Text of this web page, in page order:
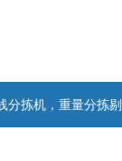
，重量分拣剔除机，